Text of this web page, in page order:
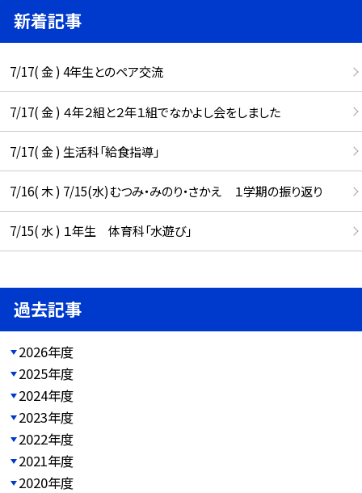
新着記事
7/17( 金 ) 4年生とのペア交流
7/17( 金 ) ４年２組と２年１組でなかよし会をしました
7/17( 金 ) 生活科「給食指導」
7/16( 木 ) 7/15(水)むつみ・みのり・さかえ １学期の振り返り
7/15( 水 ) １年生 体育科「水遊び」
過去記事
2026年度
2025年度
2024年度
2023年度
2022年度
2021年度
2020年度